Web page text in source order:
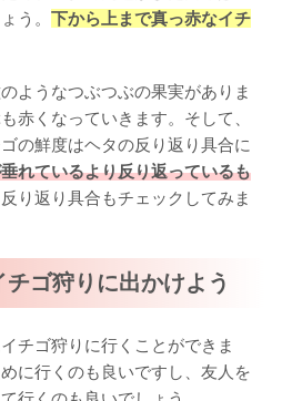
う。 下から上まで真っ赤なイチ
ようなつぶつぶの果実がありま
赤くなっていきます。そして、
の鮮度はヘタの反り返り具合に
れているより反り返っているも
り返り具合もチェックしてみま
ゴ狩りに出かけよう
チゴ狩りに行くことができま
に行くのも良いですし、友人を